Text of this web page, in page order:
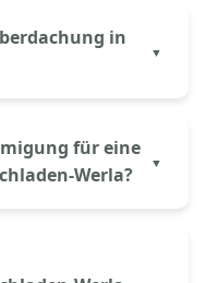
in
inkl. Material
von Größe
(Glas oder
für eine
Werla?
30m²
sofern